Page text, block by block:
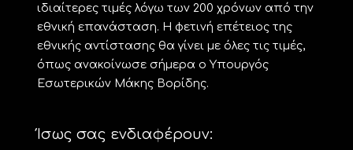
ιδιαίτερες τιμές λόγω των 200 χρόνων από την
εθνική επανάσταση. Η φετινή επέτειος της
εθνικής αντίστασης θα γίνει με όλες τις τιμές,
όπως ανακοίνωσε σήμερα ο Υπουργός
Εσωτερικών Μάκης Βορίδης.
Ίσως σας ενδιαφέρουν: